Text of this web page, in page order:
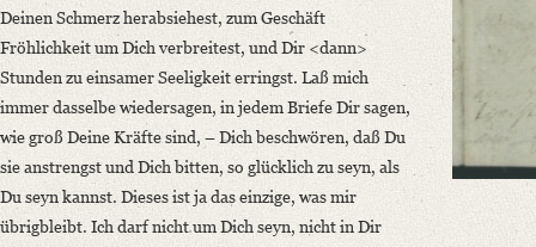
Deinen Schmerz herabsiehest, zum Geschäft
Fröhlichkeit um Dich verbreitest, und Dir <dann>
Stunden zu einsamer Seeligkeit erringst. Laß mich
immer dasselbe wiedersagen, in jedem Briefe Dir sagen,
wie groß Deine Kräfte sind, – Dich beschwören, daß Du
sie anstrengst und Dich bitten, so glücklich zu seyn, als
Du seyn kannst. Dieses ist ja das einzige, was mir
übrigbleibt. Ich darf nicht um Dich seyn, nicht in Dir